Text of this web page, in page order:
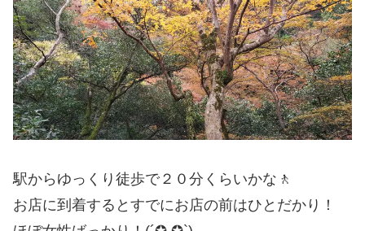
駅からゆっくり徒歩で２０分くらいかな🚶
お店に到着するとすでにお店の前はひとだかり！